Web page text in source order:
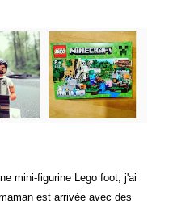
mini-figurine Lego foot, j'ai
est arrivée avec des